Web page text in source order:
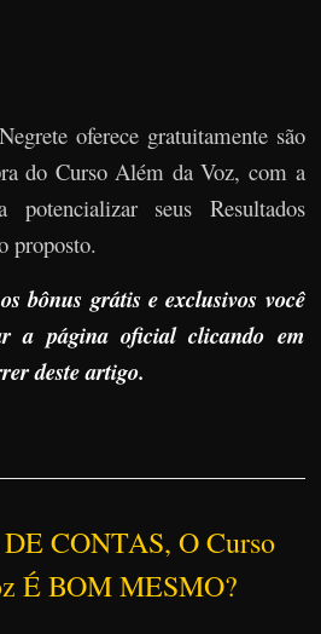
oferece gratuitamente são
do Curso Além da Voz, com a
seus Resultados
proposto.
bônus grátis e exclusivos você
a página oficial clicando em
deste artigo.
CONTAS, O Curso
É BOM MESMO?